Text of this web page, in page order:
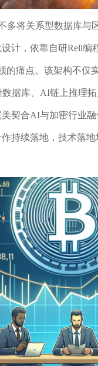
多将关系型数据库
计，依靠自研Rell
痛点。该架构不仅
据库、AI链上推理
契合AI与加密行业
持续落地，技术落